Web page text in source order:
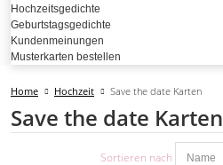
Hochzeitsgedichte
Geburtstagsgedichte
Kundenmeinungen
Musterkarten bestellen
Home Hochzeit Save the date Karten
Save the date Karten
Sortieren nach